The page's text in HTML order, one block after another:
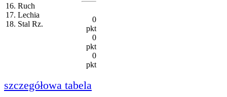
16. Ruch
17. Lechia
18. Stal Rz.
0
pkt
0
pkt
0
pkt
szczegółowa tabela